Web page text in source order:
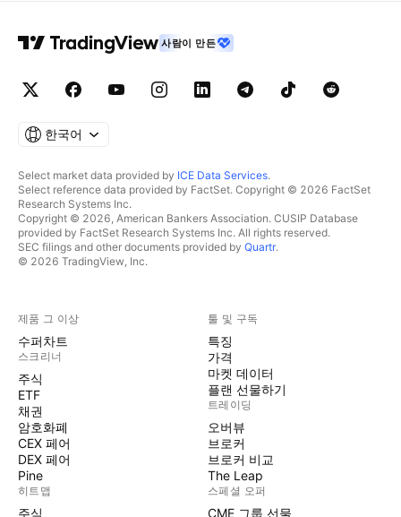
사람이 만든
한국어
Select market data provided by ICE Data Services.
Select reference data provided by FactSet. Copyright © 2026 FactSet
Research Systems Inc.
Copyright © 2026, American Bankers Association. CUSIP Database
provided by FactSet Research Systems Inc. All rights reserved.
SEC filings and other documents provided by Quartr.
© 2026 TradingView, Inc.
제품 그 이상
수퍼차트
스크리너
주식
ETF
채권
암호화폐
CEX 페어
DEX 페어
Pine
히트맵
주식
툴 및 구독
특징
가격
마켓 데이터
플랜 선물하기
트레이딩
오버뷰
브로커
브로커 비교
The Leap
스페셜 오퍼
CME 그룹 선물